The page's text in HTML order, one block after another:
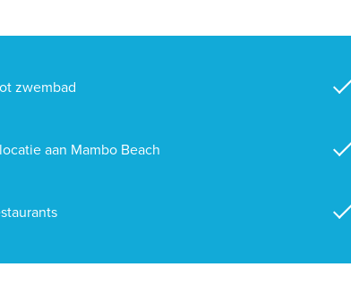
zwembad
aan Mambo Beach